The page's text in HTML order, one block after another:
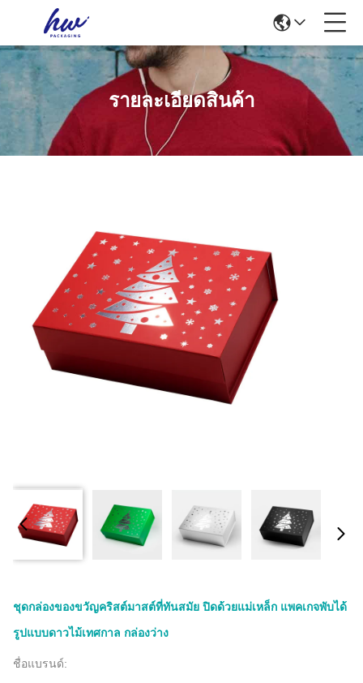
รายละเอียดสินค้า
ชุดกล่องของขวัญคริสต์มาสต์ที่ทันสมัย ปิดด้วยแม่เหล็ก แพคเกจพับได้
รูปแบบดาวไม้เทศกาล กล่องว่าง
ชื่อแบรนด์: